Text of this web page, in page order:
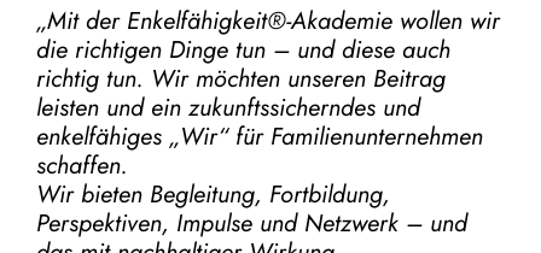
„Mit der Enkelfähigkeit®-Akademiewollen wir
die richtigen Dinge tun – und diese auch
richtig tun. Wir möchten unseren Beitrag
leisten und ein zukunftssicherndes und
enkelfähiges „Wir“ für Familienunternehmen
schaffen.
Wir bieten Begleitung, Fortbildung,
Perspektiven, Impulse und Netzwerk – und